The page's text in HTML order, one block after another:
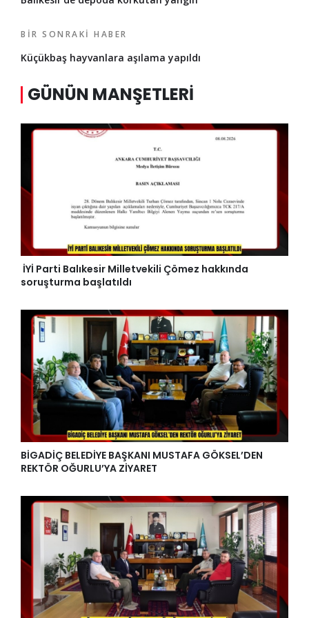
BIR SONRAKI HABER
Küçükbaş hayvanlara aşılama yapıldı
GÜNÜN MANŞETLERI
İYİ Parti Balıkesir Milletvekili Çömez hakkında
soruşturma başlatıldı
BİGADİÇ BELEDİYE BAŞKANI MUSTAFA GÖKSEL’DEN
REKTÖR OĞURLU’YA ZİYARET